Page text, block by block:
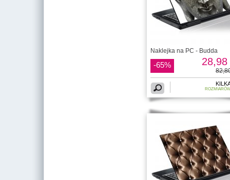
Naklejka na PC - Budda
-65% 28,98